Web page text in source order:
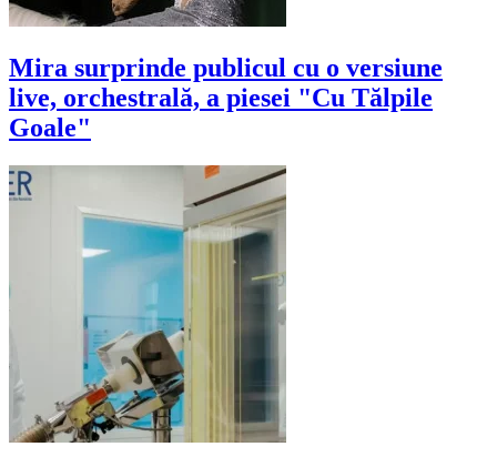
Mira surprinde publicul cu o versiune
live, orchestrală, a piesei "Cu Tălpile
Goale"